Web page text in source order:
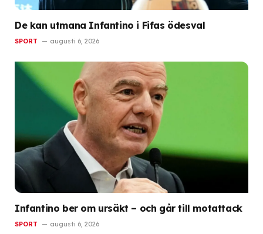
De kan utmana Infantino i Fifas ödesval
SPORT augusti 6, 2026
Infantino ber om ursäkt – och går till motattack
SPORT augusti 6, 2026